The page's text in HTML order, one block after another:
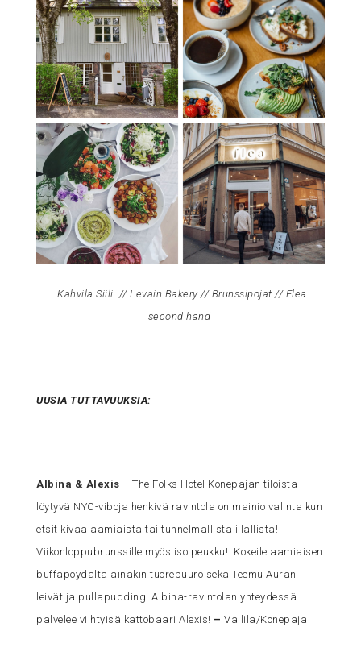
Kahvila Siili // Levain Bakery// Brunssipojat // Flea
second hand
UUSIA TUTTAVUUKSIA:
Albina & Alexis – The Folks Hotel Konepajan tiloista
löytyvä NYC-viboja henkivä ravintola on mainio valinta kun
etsit kivaa aamiaista tai tunnelmallista illallista!
Viikonloppubrunssille myös iso peukku! Kokeile aamiaisen
buffapöydältä ainakin tuorepuuro sekä Teemu Auran
leivät ja pullapudding. Albina-ravintolan yhteydessä
palvelee viihtyisä kattobaari Alexis! –Vallila/Konepaja